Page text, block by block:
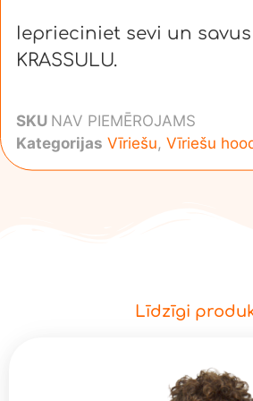
Ieprieciniet sevi un
KRASSULU.
SKU NAV PIEMĒROJAMS
Kategorijas Vīriešu, Vīriešu
Līdzīgi